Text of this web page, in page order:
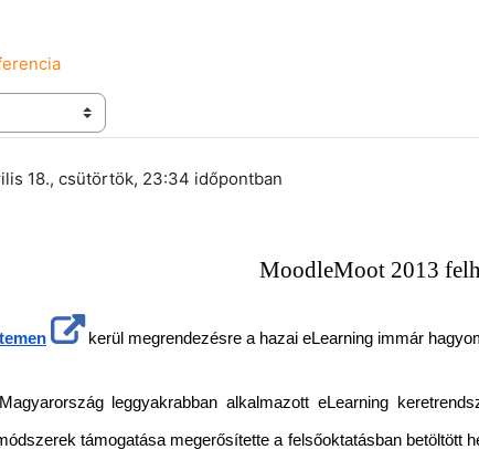
18., csütörtök, 23:34 időpontban
MoodleMoot 2013
kerül megrendezésre a hazai eLearning immár
leggyakrabban alkalmazott eLearning
támogatása megerősítette a felsőoktatásban betöltött